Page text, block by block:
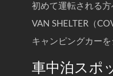
初めて運転される方
VAN SHELTER（
キャンピングカーを
車中泊スポ